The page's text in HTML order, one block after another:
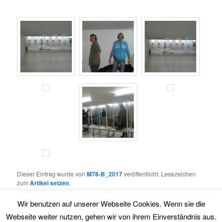
Dieser Eintrag wurde vonM78-B_2017veröffentlicht. Lesezeichen
zumArtikel setzen.
Wir benutzen auf unserer Webseite Cookies. Wenn sie die
Webseite weiter nutzen, gehen wir von ihrem Einverständnis aus.